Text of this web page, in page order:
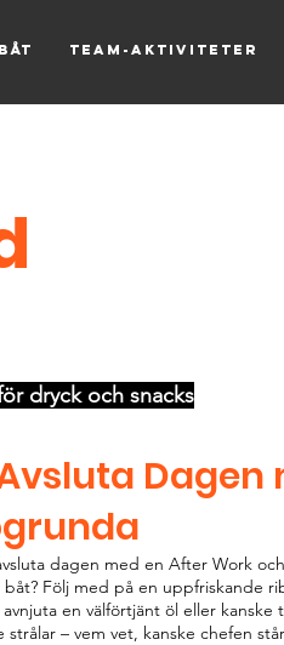
Team-aktiviteter
dryck och snacks
Dagen
dagen med en After Work
Följ med på en uppfriskande
en välförtjänt öl eller kanske
– vem vet, kanske chefen